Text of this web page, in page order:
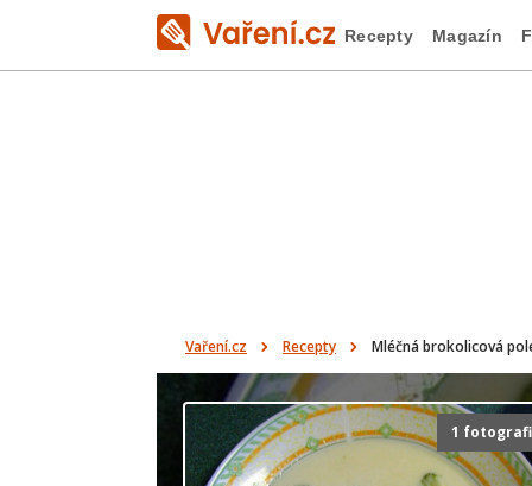
Recepty Magazín
Vaření.cz Recepty Mléčná brokolicová
1